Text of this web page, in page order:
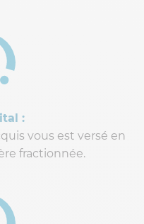
:
vous est versé en
fractionnée.